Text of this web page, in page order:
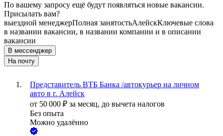
По вашему запросу ещё будут появляться новые вакансии.
Присылать вам?
выездной менеджерПолная занятостьАлейскКлючевые слова
в названии вакансии, в названии компании и в описании
вакансии
В мессенджер
На почту
Представитель ВТБ Банка /автокурьер на личном
авто в г. Алейск
от 50 000 ₽ за месяц, до вычета налогов
Без опыта
Можно удалённо